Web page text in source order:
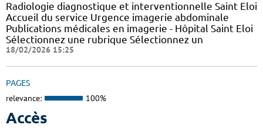
Radiologie diagnostique et interventionnelle Saint Eloi
Accueil du service Urgence imagerie abdominale
Publications médicales en imagerie - Hôpital Saint Eloi
Sélectionnez une rubrique Sélectionnez un
18/02/2026 15:25
PAGES
relevance: 100%
Accès